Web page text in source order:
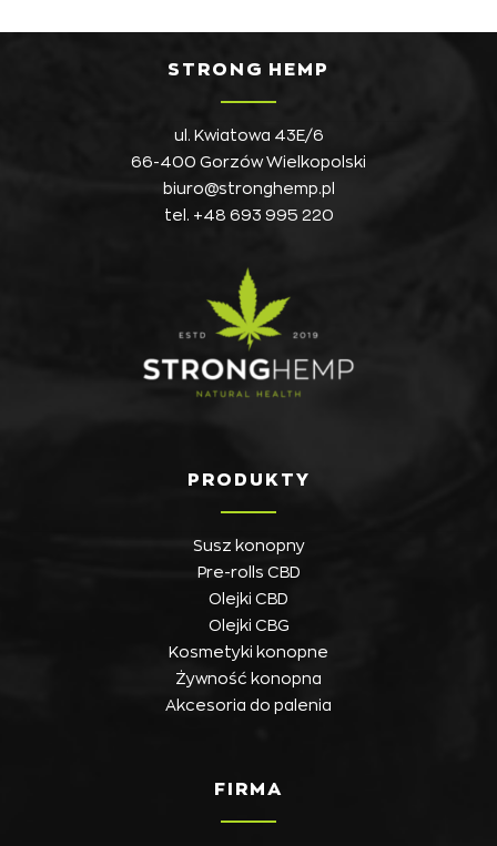
STRONG HEMP
ul. Kwiatowa 43E/6
66-400 Gorzów Wielkopolski
biuro@stronghemp.pl
tel. +48 693 995 220
PRODUKTY
Susz konopny
Pre-rolls CBD
Olejki CBD
Olejki CBG
Kosmetyki konopne
Żywność konopna
Akcesoria do palenia
FIRMA